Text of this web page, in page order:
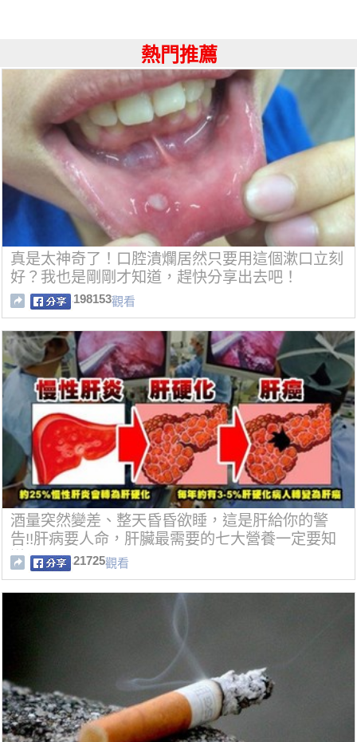
熱門推薦
真是太神奇了！口腔潰爛居然只要用這個漱口立刻
好？我也是剛剛才知道，趕快分享出去吧！
198153觀看
酒量突然變差、整天昏昏欲睡，這是肝給你的警
告!!肝病要人命，肝臟最需要的七大營養一定要知
道!!
21725觀看